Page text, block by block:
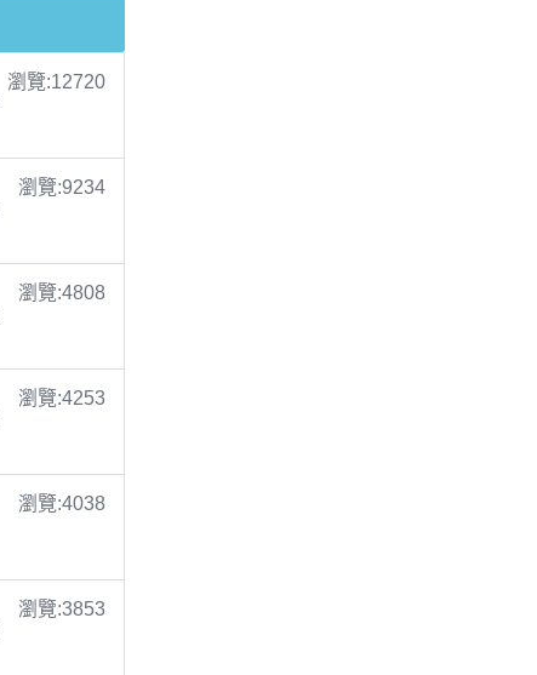
瀏覽:12720
瀏覽:9234
瀏覽:4808
瀏覽:4253
瀏覽:4038
瀏覽:3853